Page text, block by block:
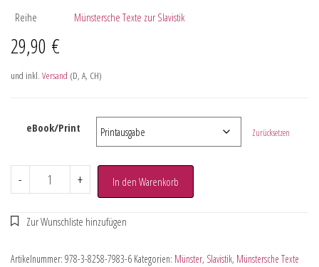
Reihe
Münstersche Texte zur Slavistik
29,90 €
und inkl. Versand (D, A, CH)
eBook/Print Zurücksetzen
- + In den Warenkorb
Artikelnummer: 978-3-8258-7983-6 Kategorien: Münster, Slavistik, Münstersche Texte